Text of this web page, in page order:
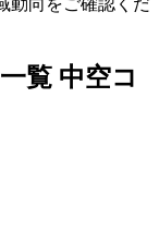
覧 中空コ